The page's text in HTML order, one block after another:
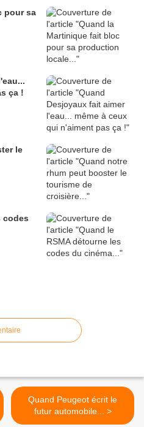
pour sa
ça !
le
codes
Quand Peugeot écrit le
futur automobile... >